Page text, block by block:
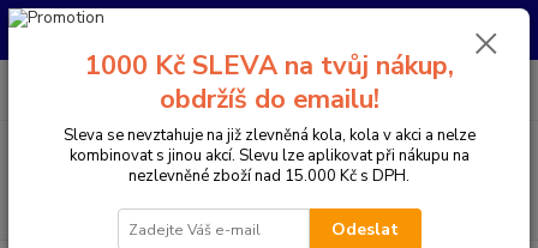
Pro nachystání kola / doplňků na prodejně si prosím zavolejte dopředu.
Menu
CZK
PO-PÁ 10:00-17:00 | SO: 9:00-12:00
1000 Kč SLEVA na tvůj nákup,
obdržíš do emailu!
Sleva se nevztahuje na již zlevněná kola, kola v akci a nelze
kombinovat s jinou akcí. Slevu lze aplikovat při nákupu na
nezlevněné zboží nad 15.000 Kč s DPH.
Odeslat